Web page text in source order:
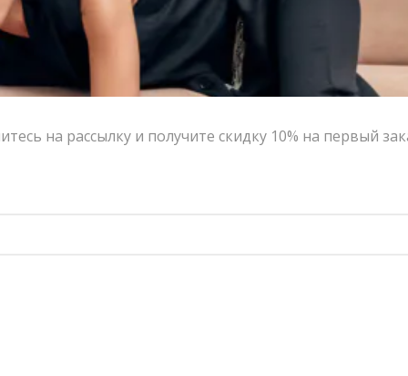
на рассылку и получите скидку 10% на первый